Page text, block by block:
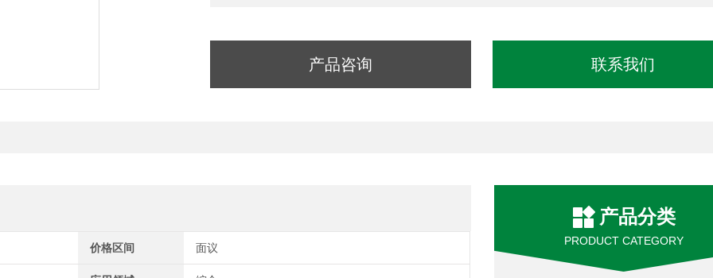
产品咨询 联系我们
产品分类
PRODUCT CATEGORY
价格区间 面议